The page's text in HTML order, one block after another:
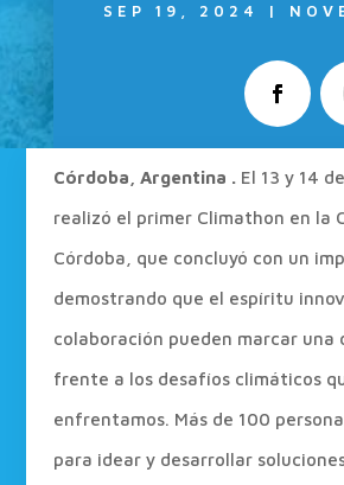
SEP 19, 2024 |
Córdoba, Argentina . El 13 y 14
realizó el primer Climathon en la
Córdoba, que concluyó con un
demostrando que el espíritu
colaboración pueden marcar una
frente a los desafíos climáticos
enfrentamos. Más de 100
para idear y desarrollar